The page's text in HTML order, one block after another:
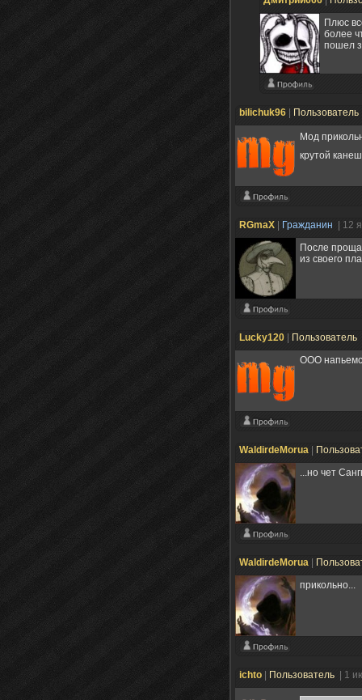
Плюс
более
пошел
bilichuk96 Пользователь
Мод
крутой
RGmaX Гражданин
| 12
После
из своего
Lucky120 Пользователь
ООО
WaldirdeMorua
...но чет
WaldirdeMorua
прикольно...
ichto Пользователь | 1